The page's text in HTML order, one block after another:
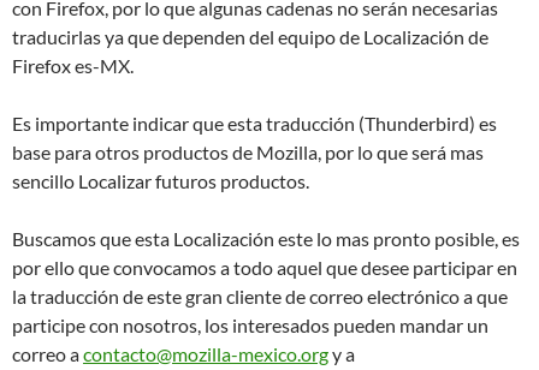
con Firefox, por lo que algunas cadenas no serán necesarias
traducirlas ya que dependen del equipo de Localización de
Firefox es-MX.
Es importante indicar que esta traducción (Thunderbird) es
base para otros productos de Mozilla, por lo que será mas
sencillo Localizar futuros productos.
Buscamos que esta Localización este lo mas pronto posible, es
por ello que convocamos a todo aquel que desee participar en
la traducción de este gran cliente de correo electrónico a que
participe con nosotros, los interesados pueden mandar un
correo acontacto@mozilla-mexico.orgy a